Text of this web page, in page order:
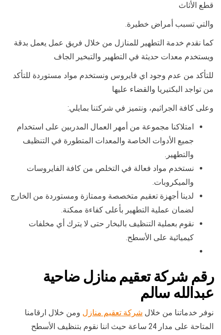
قطع الأثاث
والتي تسبب أمراض خطيرة.
كما نقدم خدمة التطهير للمنازل من خلال فريق عمل يعمل بدقة
ويستخدم معدات حديثة في التطهير والتبخير الجاف
للتأكد من عدم وجود اي فايروس ونستخدم مواد مستوردة للتأكد
من تواجد البكتيريا والقضاء عليها
وعلى كافة الجراثيم، ونتميز في شركتنا بمايلي:
امتلاكنا مجموعة من أمهر العمال المدربين على استخدام
جميع الأدوات الخاصة والمعدات المتطورة في التنظيف
والتطهير.
نستخدم مواد فعالة في التخلص من كافة الفايروسات
والميكروبات.
لدينا أجهزة تعقيم متخصصة وممتازة ومستوردة من الخارج
لضمان عملية التطهير بأعلى كفاءة ممكنة.
نقوم بعملية التنظيف بالبخار حتى لا يترك أي مخلفات
كيميائية على الأسطح.
رقم شركة تعقيم منازل ضاحية
عبدالله سالم
نوفر خدماتنا من خلال شركة تعقيم منازل ومن خلال ارقامنا
المتاحة على مدار 24 ساعة حيث اننا نقوم بتنظيف الأسطح